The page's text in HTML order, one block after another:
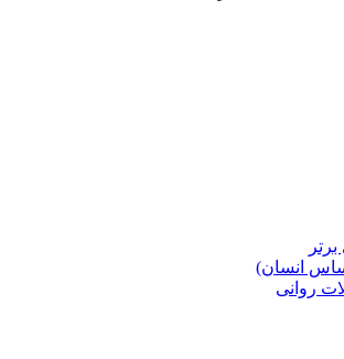
انسان)
روانی